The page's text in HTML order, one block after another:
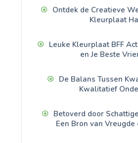
Ontdek de Creatieve
Kleurplaat
Leuke Kleurplaat BFF
en Je Beste
De Balans Tussen
Kwalitatief
Betoverd door
Een Bron van